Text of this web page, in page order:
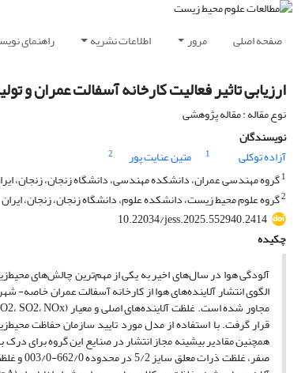
صفحه اصلی مرور اطلاعات نشریه راهنمای
ارزیابی تاثیر فعالیت کارخانه آسفالت عمران
نوع مقاله : مقاله پژوهشی
نویسندگان
آزاده توکلی
1 متین عنایت پور
2
1گروه مهندسی عمران، دانشکده مهندسی، دانشگاه زنجان، زنجان،
2گروه علوم محیط زیست، دانشکده علوم، دانشگاه زنجان، زنجان، ایران
10.22034/jess.2025.552940.2414
چکیده
آلودگی هوا در سال‌های اخیر به یکی از مهم‌ترین چالش‌های
الگوی انتشار آلاینده‌های هوا از کارخانه آسفالت عمران
همچنین مقادیر بیشینه مجاز انتشار در صنایع این گروه برای